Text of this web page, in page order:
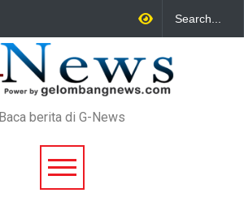
Baca berita di G-News